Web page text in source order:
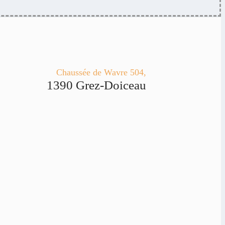
Chaussée de Wavre 504,
1390 Grez-Doiceau